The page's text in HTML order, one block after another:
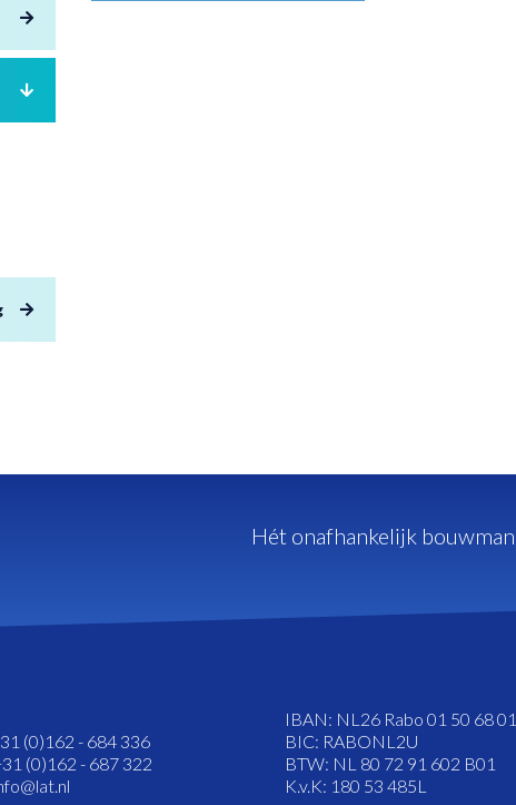
Hét onafhankelijk
(0)162 - 684 336
(0)162 - 687 322
IBAN: NL26 Rabo 01 50 68
BIC: RABONL2U
BTW: NL 80 72 91 602 B01
K.v.K: 180 53 485L